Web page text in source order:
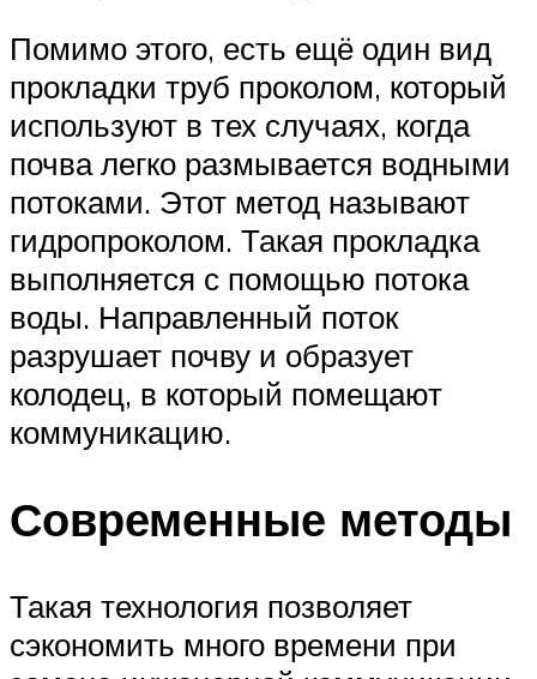
Помимо этого, есть ещё один вид
прокладки труб проколом, который
используют в тех случаях, когда
почва легко размывается водными
потоками. Этот метод называют
гидропроколом. Такая прокладка
выполняется с помощью потока
воды. Направленный поток
разрушает почву и образует
колодец, в который помещают
коммуникацию.
Современные методы
Такая технология позволяет
сэкономить много времени при